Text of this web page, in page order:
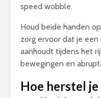
speed wobble.
Houd beide handen
zorg ervoor dat je
aanhoudt tijdens het
bewegingen en
Hoe herstel je